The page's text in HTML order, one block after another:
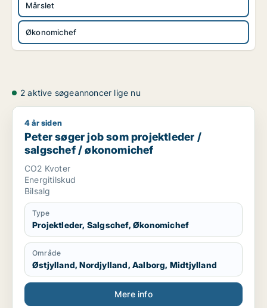
Økonomichef
Mårslet
2 aktive søgeannoncer lige nu
Peter søger job som projektleder / salgschef / økonomichef
4 år siden
Peter søger job som projektleder /
salgschef / økonomichef
CO2 Kvoter
Energitilskud
Bilsalg
Type
Projektleder, Salgschef, Økonomichef
Område
Østjylland, Nordjylland, Aalborg, Midtjylland
Mere info